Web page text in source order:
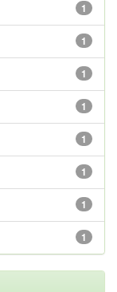
1
1
1
1
1
1
1
1